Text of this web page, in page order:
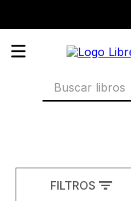
Buscar libros
FILTROS